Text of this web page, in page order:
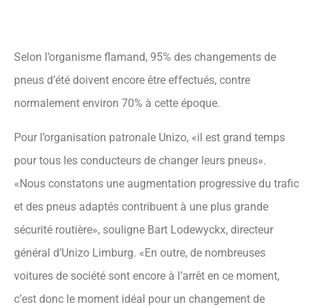
Selon l’organisme flamand, 95% des changements de
pneus d’été doivent encore être effectués, contre
normalement environ 70% à cette époque.
Pour l’organisation patronale Unizo, «il est grand temps
pour tous les conducteurs de changer leurs pneus».
«Nous constatons une augmentation progressive du trafic
et des pneus adaptés contribuent à une plus grande
sécurité routière», souligne Bart Lodewyckx, directeur
général d’Unizo Limburg. «En outre, de nombreuses
voitures de société sont encore à l’arrêt en ce moment,
c’est donc le moment idéal pour un changement de